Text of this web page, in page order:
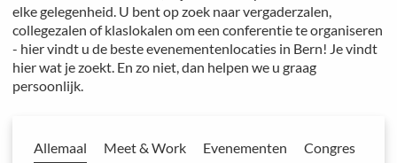
elke gelegenheid. U bent op zoek naar vergaderzalen,
collegezalen of klaslokalen om een conferentie te organiseren
- hier vindt u de beste evenementenlocaties in Bern! Je vindt
hier wat je zoekt. En zo niet, dan helpen we u graag
persoonlijk.
Allemaal Meet & Work Evenementen Congres